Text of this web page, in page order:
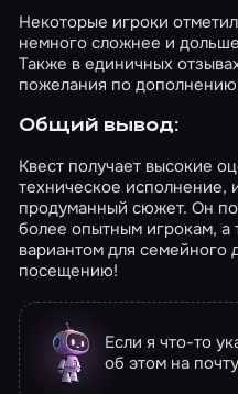
Некоторые игроки
немного сложнее и
Также в единичных
пожелания по дополнению
Общий вывод:
Квест получает высокие
техническое исполнение,
продуманный сюжет. Он
более опытным игрокам, а
вариантом для семейного
посещению!
Если я что-то
об этом на почту